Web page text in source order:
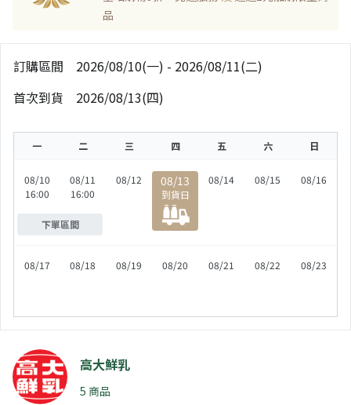
品
訂購區間
2026/08/10(一) - 2026/08/11(二)
首次到貨
2026/08/13(四)
一 二 三 四 五 六 日
08/10
16:00
08/11
16:00
08/12 08/13 08/14 08/15 08/16
下單區間
08/13
到貨日
08/17 08/18 08/19 08/20 08/21 08/22 08/23
高大鮮乳
5 商品